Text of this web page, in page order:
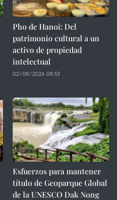
Pho de Hanoi: Del
patrimonio cultural a un
activo de propiedad
intelectual
02/08/2026 08:53
Esfuerzos para mantener
título de Geoparque Global
de la UNESCO Dak Nong